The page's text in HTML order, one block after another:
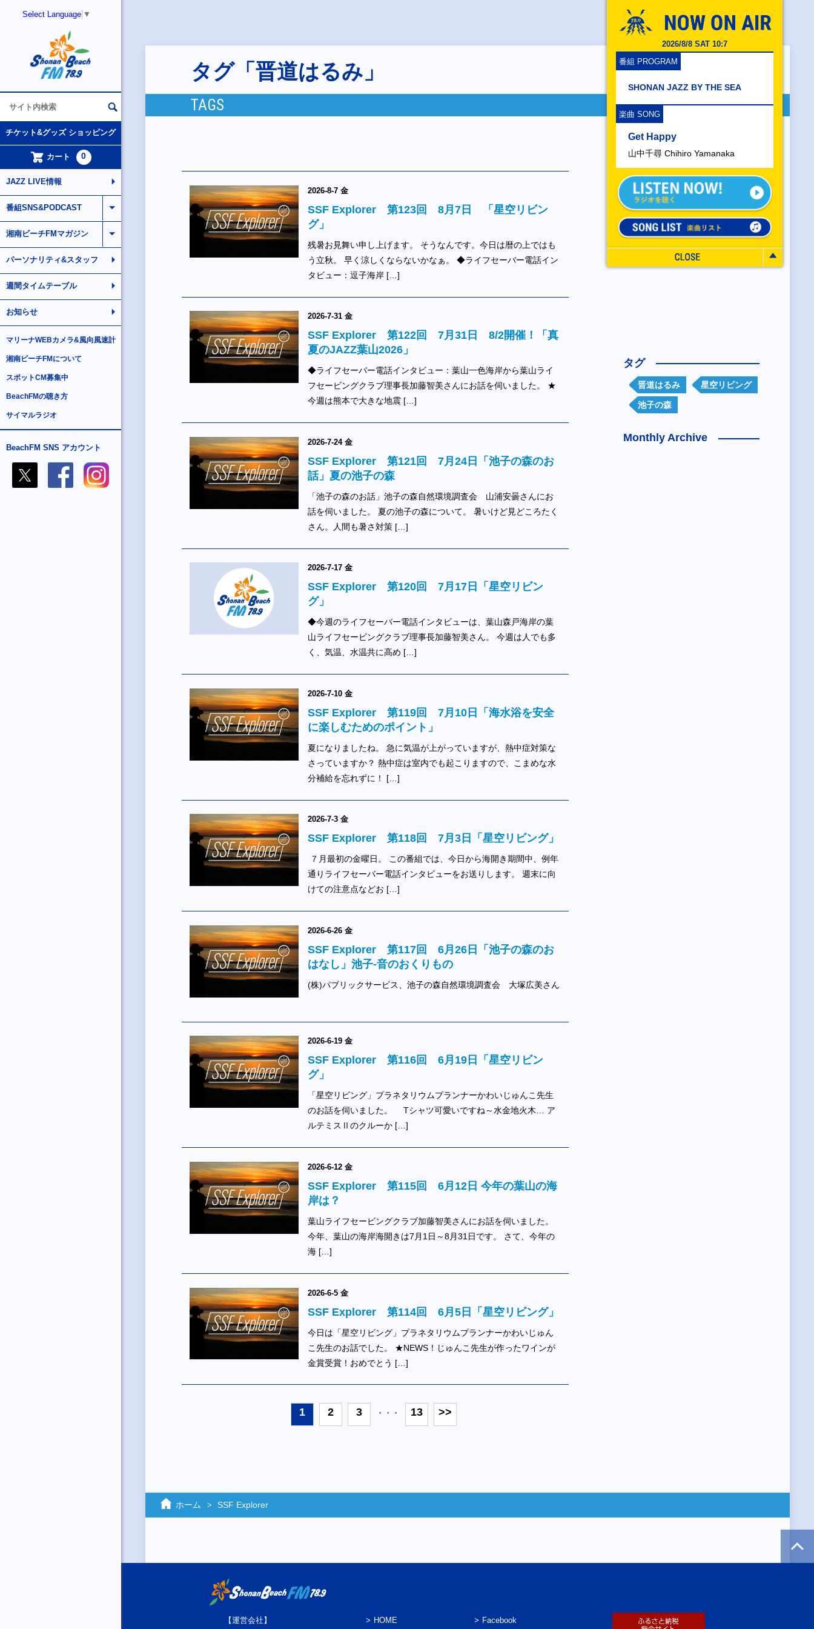
Select Language ▼
2026/8/8 SAT 10:7
番組 PROGRAM
SHONAN JAZZ BY THE SEA
楽曲 SONG
Get Happy
山中千尋 Chihiro Yamanaka
チケット&グッズ ショッピング
カート 0
JAZZ LIVE情報
番組SNS&PODCAST
湘南ビーチFMマガジン
パーソナリティ&スタッフ
週間タイムテーブル
お知らせ
マリーナWEBカメラ&風向風速計
湘南ビーチFMについて
スポットCM募集中
BeachFMの聴き方
サイマルラジオ
BeachFM SNS アカウント
タグ「晋道はるみ」
TAGS
2026-8-7 金
SSF Explorer 第123回 8月7日 「星空リビン
グ」
残暑お見舞い申し上げます。 そうなんです。今日は暦の上ではも
う立秋。 早く涼しくならないかなぁ。 ◆ライフセーバー電話イン
タビュー：逗子海岸 […]
2026-7-31 金
SSF Explorer 第122回 7月31日 8/2開催！「真
夏のJAZZ葉山2026」
◆ライフセーバー電話インタビュー：葉山一色海岸から葉山ライ
フセービングクラブ理事長加藤智美さんにお話を伺いました。 ★
今週は熊本で大きな地震 […]
2026-7-24 金
SSF Explorer 第121回 7月24日「池子の森のお
話」夏の池子の森
「池子の森のお話」池子の森自然環境調査会 山浦安曇さんにお
話を伺いました。 夏の池子の森について。 暑いけど見どころたく
さん。人間も暑さ対策 […]
2026-7-17 金
SSF Explorer 第120回 7月17日「星空リビン
グ」
◆今週のライフセーバー電話インタビューは、葉山森戸海岸の葉
山ライフセービングクラブ理事長加藤智美さん。 今週は人でも多
く、気温、水温共に高め […]
2026-7-10 金
SSF Explorer 第119回 7月10日「海水浴を安全
に楽しむためのポイント」
夏になりましたね。 急に気温が上がっていますが、熱中症対策な
さっていますか？ 熱中症は室内でも起こりますので、こまめな水
分補給を忘れずに！ […]
2026-7-3 金
SSF Explorer 第118回 7月3日「星空リビング」
７月最初の金曜日。 この番組では、今日から海開き期間中、例年
通りライフセーバー電話インタビューをお送りします。 週末に向
けての注意点などお […]
2026-6-26 金
SSF Explorer 第117回 6月26日「池子の森のお
はなし」池子‐音のおくりもの
(株)パブリックサービス、池子の森自然環境調査会 大塚広美さん
2026-6-19 金
SSF Explorer 第116回 6月19日「星空リビン
グ」
「星空リビング」プラネタリウムプランナーかわいじゅんこ先生
のお話を伺いました。 Tシャツ可愛いですね～水金地火木… ア
ルテミスⅡのクルーか […]
2026-6-12 金
SSF Explorer 第115回 6月12日 今年の葉山の海
岸は？
葉山ライフセービングクラブ加藤智美さんにお話を伺いました。
今年、葉山の海岸海開きは7月1日～8月31日です。 さて、今年の
海 […]
2026-6-5 金
SSF Explorer 第114回 6月5日「星空リビング」
今日は「星空リビング」プラネタリウムプランナーかわいじゅん
こ先生のお話でした。 ★NEWS！じゅんこ先生が作ったワインが
金賞受賞！おめでとう […]
1 2 3 ・・・ 13 >>
タグ
晋道はるみ 星空リビング
池子の森
Monthly Archive
ホーム SSF Explorer
【運営会社】 HOME Facebook